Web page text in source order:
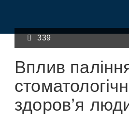
339
Вплив
здоров’я